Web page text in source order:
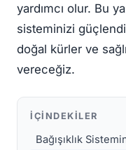
yardımcı olur. Bu
sisteminizi
doğal kürler ve
vereceğiz.
İÇINDEKILER
Bağışıklık